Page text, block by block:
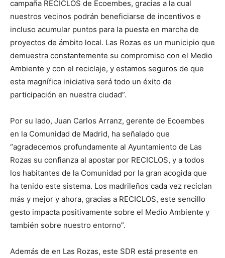
campaña RECICLOS de Ecoembes, gracias a la cual
nuestros vecinos podrán beneficiarse de incentivos e
incluso acumular puntos para la puesta en marcha de
proyectos de ámbito local. Las Rozas es un municipio que
demuestra constantemente su compromiso con el Medio
Ambiente y con el reciclaje, y estamos seguros de que
esta magnífica iniciativa será todo un éxito de
participación en nuestra ciudad”.
Por su lado, Juan Carlos Arranz, gerente de Ecoembes
en la Comunidad de Madrid, ha señalado que
“agradecemos profundamente al Ayuntamiento de Las
Rozas su confianza al apostar por RECICLOS, y a todos
los habitantes de la Comunidad por la gran acogida que
ha tenido este sistema. Los madrileños cada vez reciclan
más y mejor y ahora, gracias a RECICLOS, este sencillo
gesto impacta positivamente sobre el Medio Ambiente y
también sobre nuestro entorno”.
Además de en Las Rozas, este SDR está presente en